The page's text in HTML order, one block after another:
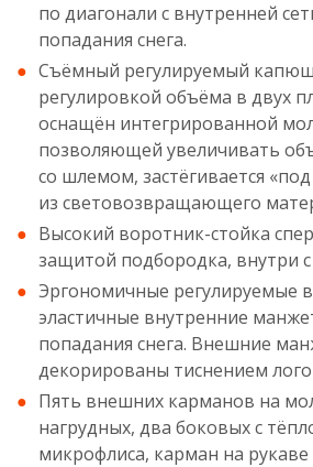
по диагонали с внутренней
попадания снега.
Съёмный регулируемый
регулировкой объёма в двух
оснащён интегрированной
позволяющей увеличивать
со шлемом, застёгивается
из световозвращающего
Высокий воротник-стойка
защитой подбородка, внутри
Эргономичные регулируемые
эластичные внутренние
попадания снега. Внешние
декорированы тиснением
Пять внешних карманов на
нагрудных, два боковых с
микрофлиса, карман на рукаве